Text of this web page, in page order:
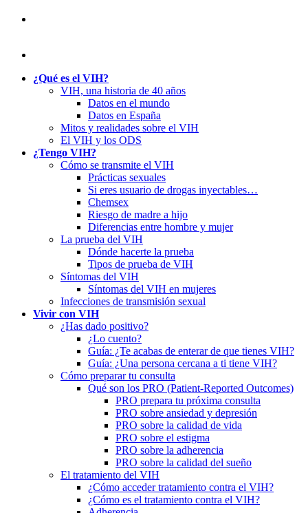
¿Qué es el VIH?
VIH, una historia de 40 años
Datos en el mundo
Datos en España
Mitos y realidades sobre el VIH
El VIH y los ODS
¿Tengo VIH?
Cómo se transmite el VIH
Prácticas sexuales
Si eres usuario de drogas inyectables…
Chemsex
Riesgo de madre a hijo
Diferencias entre hombre y mujer
La prueba del VIH
Dónde hacerte la prueba
Tipos de prueba de VIH
Síntomas del VIH
Síntomas del VIH en mujeres
Infecciones de transmisión sexual
Vivir con VIH
¿Has dado positivo?
¿Lo cuento?
Guía: ¿Te acabas de enterar de que tienes VIH?
Guía: ¿Una persona cercana a ti tiene VIH?
Cómo preparar tu consulta
Qué son los PRO (Patient-Reported Outcomes)
PRO prepara tu próxima consulta
PRO sobre ansiedad y depresión
PRO sobre la calidad de vida
PRO sobre el estigma
PRO sobre la adherencia
PRO sobre la calidad del sueño
El tratamiento del VIH
¿Cómo acceder tratamiento contra el VIH?
¿Cómo es el tratamiento contra el VIH?